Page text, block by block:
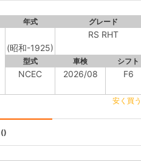
年式 グレード
(昭和-1925)
RS RHT
型式 車検 シフト
NCEC 2026/08 F6
安く買
()